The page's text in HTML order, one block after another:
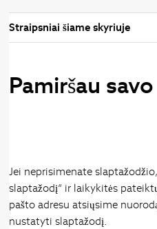
Straipsniai šiame skyriuje
Pamiršau
Jei neprisimenate
slaptažodį“ ir laikykitės
pašto adresu atsiųsime
nustatyti slaptažodį.